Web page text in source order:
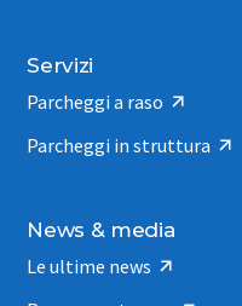
Servizi
Parcheggi a raso
Parcheggi in struttura
News & media
Le ultime news